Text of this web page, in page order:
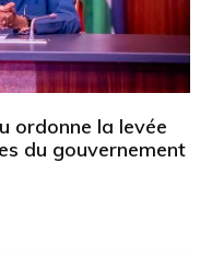
ordonne la levée
du gouvernement